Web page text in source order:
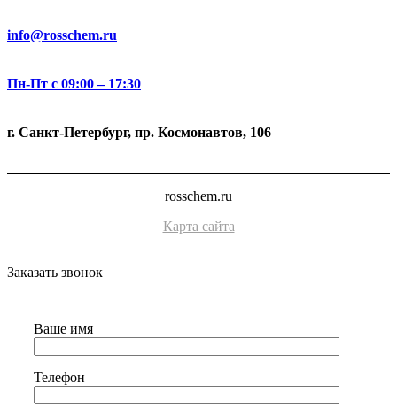
info@rosschem.ru
Пн-Пт с 09:00 – 17:30
г. Санкт-Петербург, пр. Космонавтов, 106
rosschem.ru
Карта сайта
Заказать звонок
Ваше имя
Телефон